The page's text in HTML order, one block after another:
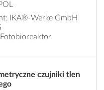
IKA®-Werke GmbH
czujniki tlen